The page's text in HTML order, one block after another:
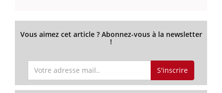
Vous aimez cet article ? Abonnez-vous à la newsletter
!
S'inscrire